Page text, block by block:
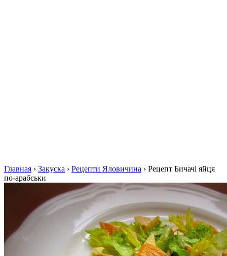
Главная › Закуска › Рецепти Яловичина › Рецепт Бичачі яйця
по-арабськи